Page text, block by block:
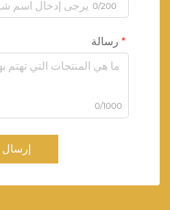
0/200
رسالة
0/1000
إرسال